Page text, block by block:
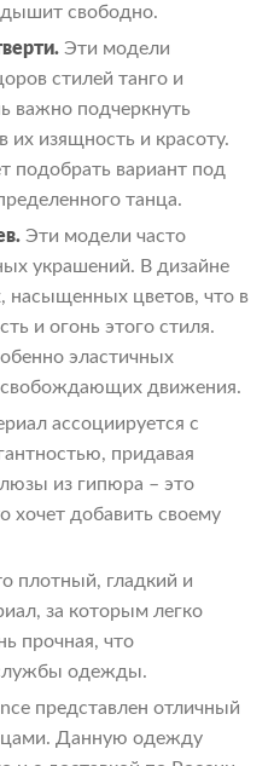
дышит свободно.
Эти модели
стилей танго и
важно подчеркнуть
их изящность и красоту.
подобрать вариант под
танца.
Эти модели часто
украшений. В дизайне
насыщенных цветов, что в
и огонь этого стиля.
эластичных
движения.
ассоциируется с
придавая
из гипюра – это
хочет добавить своему
плотный, гладкий и
за которым легко
прочная, что
одежды.
представлен отличный
Данную одежду